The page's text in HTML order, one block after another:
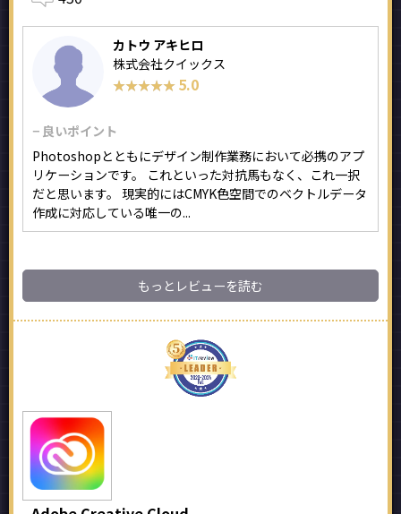
カトウ アキヒロ
株式会社クイックス
★★★★★
★★★★★ 5.0
− 良いポイント
Photoshopとともにデザイン制作業務において必携のアプ
リケーションです。 これといった対抗馬もなく、これ一択
だと思います。 現実的にはCMYK色空間でのベクトルデータ
作成に対応している唯一の...
もっとレビューを読む